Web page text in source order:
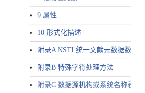
9 属性
10 形式化描述
附录A NSTL统一文献元数据数据
附录B 特殊字符处理方法
附录C 数据源机构或系统名称表